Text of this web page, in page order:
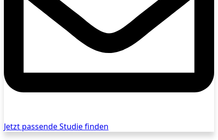
Jetzt passende Studie finden